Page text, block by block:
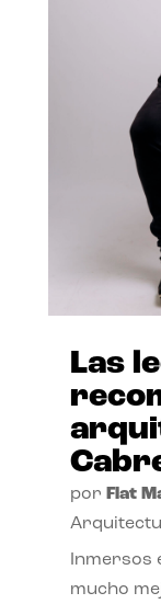
Las
por Flat
Inmersos
mucho